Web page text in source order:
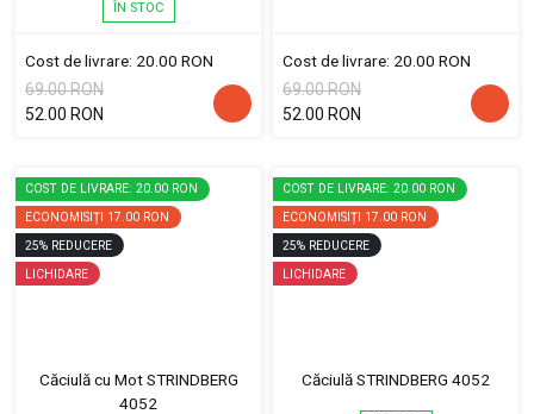
ÎN STOC
Cost de livrare: 20.00 RON
69.00 RON
52.00 RON
Cost de livrare: 20.00 RON
69.00 RON
52.00 RON
COST DE LIVRARE: 20.00 RON
ECONOMISIȚI 17.00 RON
25% REDUCERE
LICHIDARE
Căciulă cu Mot STRINDBERG
4052
COST DE LIVRARE: 20.00 RON
ECONOMISIȚI 17.00 RON
25% REDUCERE
LICHIDARE
Căciulă STRINDBERG 4052